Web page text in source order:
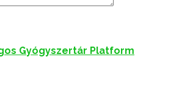
Gyógyszertár Platform